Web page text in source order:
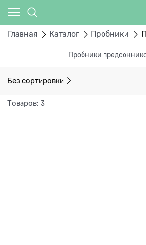
Главная Каталог Пробники
Пробники
Без сортировки
Товаров: 3